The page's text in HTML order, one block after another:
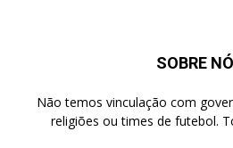
SOBRE
Não temos vinculação com
religiões ou times de futebol.